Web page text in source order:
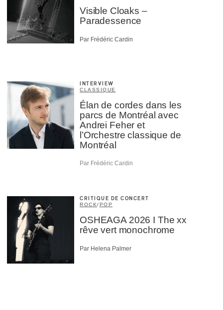
Visible Cloaks –
Paradessence
Par Frédéric Cardin
INTERVIEW
CLASSIQUE
Élan de cordes dans les
parcs de Montréal avec
Andrei Feher et
l’Orchestre classique de
Montréal
Par Frédéric Cardin
CRITIQUE DE CONCERT
ROCK/POP
OSHEAGA 2026 I The xx
rêve vert monochrome
Par Helena Palmer